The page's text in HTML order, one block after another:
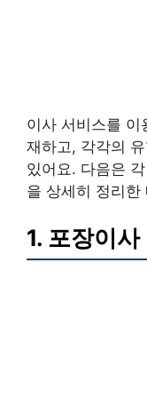
이사 서비스를 이
재하고, 각각의
있어요. 다음은
을 상세히 정리한
1. 포장이